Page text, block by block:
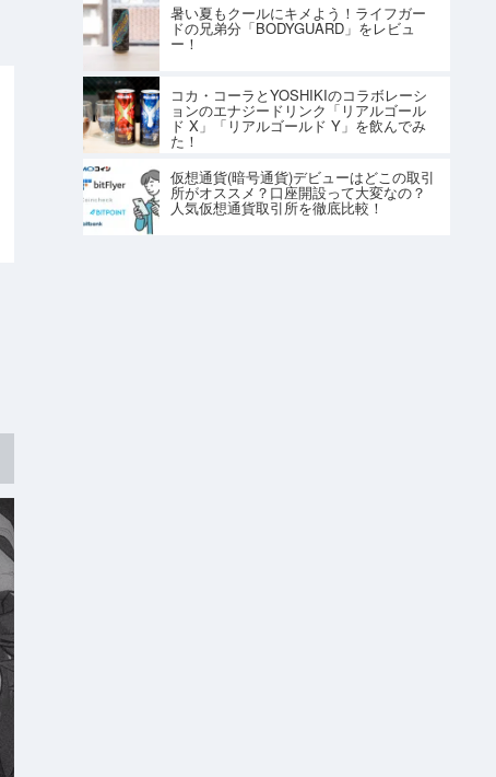
暑い夏もクールにキメよう！ライフガー
ドの兄弟分「BODYGUARD」をレビュ
ー！
コカ・コーラとYOSHIKIのコラボレーシ
ョンのエナジードリンク「リアルゴール
ド X」「リアルゴールド Y」を飲んでみ
た！
仮想通貨(暗号通貨)デビューはどこの取引
所がオススメ？口座開設って大変なの？
人気仮想通貨取引所を徹底比較！